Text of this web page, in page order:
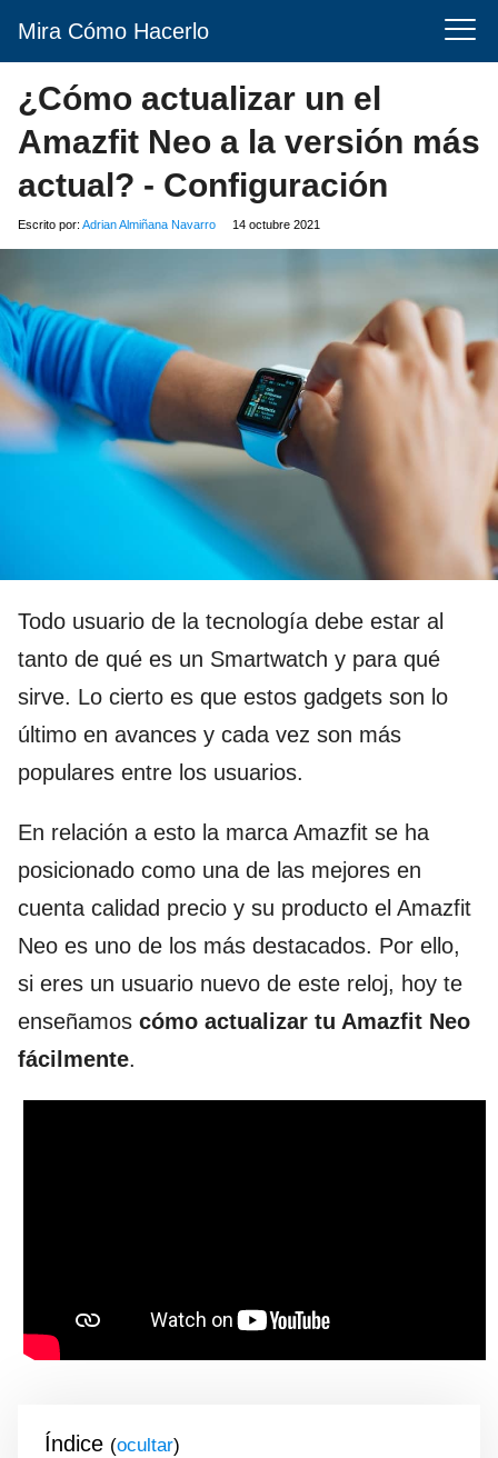
Mira Cómo Hacerlo
¿Cómo actualizar un el
Amazfit Neo a la versión más
actual? - Configuración
Escrito por: Adrian Almiñana Navarro 14 octubre 2021
Todo usuario de la tecnología debe estar al
tanto de qué es un Smartwatch y para qué
sirve. Lo cierto es que estos gadgets son lo
último en avances y cada vez son más
populares entre los usuarios.
En relación a esto la marca Amazfit se ha
posicionado como una de las mejores en
cuenta calidad precio y su producto el Amazfit
Neo es uno de los más destacados. Por ello,
si eres un usuario nuevo de este reloj, hoy te
enseñamos cómo actualizar tu Amazfit Neo
fácilmente.
Índice ( )